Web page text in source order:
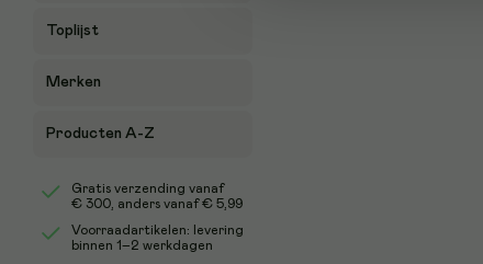
Toplijst
Merken
Producten A-Z
Gratis verzending vanaf
€ 300 , anders vanaf € 5,99
Voorraadartikelen: levering
binnen 1–2 werkdagen